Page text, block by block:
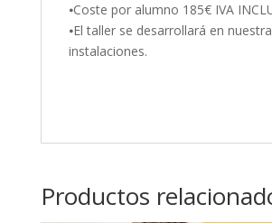
⦁Coste por alumno 185€ IVA
⦁El taller se desarrollará en
instalaciones.
Productos